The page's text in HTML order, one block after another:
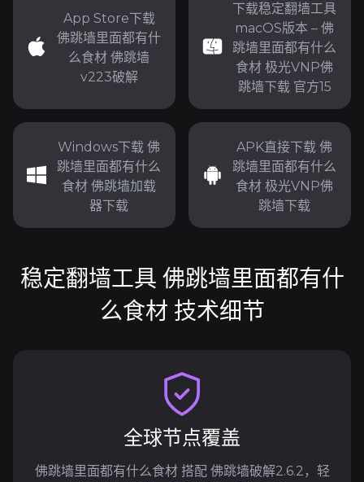
App Store下载
佛跳墙里面都有什
么食材 佛跳墙
v223破解
下载稳定翻墙工具
macOS版本 – 佛
跳墙里面都有什么
食材 极光VNP佛
跳墙下载 官方15
Windows下载 佛
跳墙里面都有什么
食材 佛跳墙加载
器下载
APK直接下载 佛
跳墙里面都有什么
食材 极光VNP佛
跳墙下载
稳定翻墙工具 佛跳墙里面都有什
么食材 技术细节
全球节点覆盖
佛跳墙里面都有什么食材 搭配 佛跳墙破解2.6.2，轻